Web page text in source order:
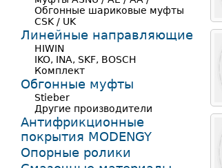
Обгонные шариковые муфты
CSK / UK
Линейные направляющие
HIWIN
IKO, INA, SKF, BOSCH
Комплект
Обгонные муфты
Stieber
Другие производители
Антифрикционные
покрытия MODENGY
Опорные ролики